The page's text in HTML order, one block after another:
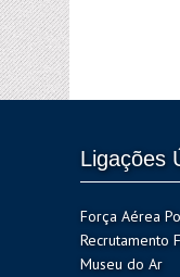
Ligações
Força Aérea
Recrutamento
Museu do Ar